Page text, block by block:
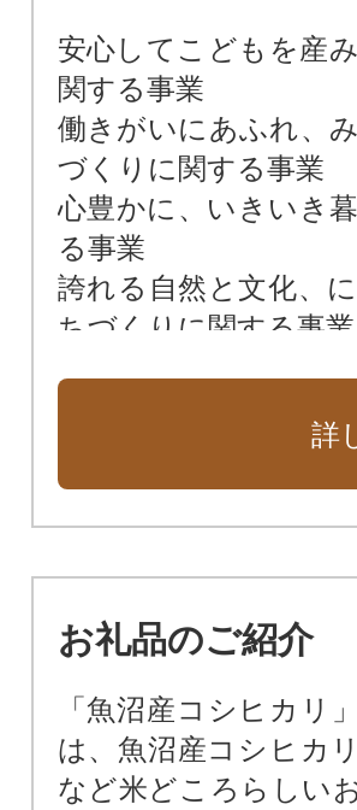
安心してこどもを産
関する事業
働きがいにあふれ、
づくりに関する事業
心豊かに、いきいき
る事業
誇れる自然と文化、
ちづくりに関する事業
詳
お礼品のご紹介
「魚沼産コシヒカリ
は、魚沼産コシヒカ
など米どころらしい